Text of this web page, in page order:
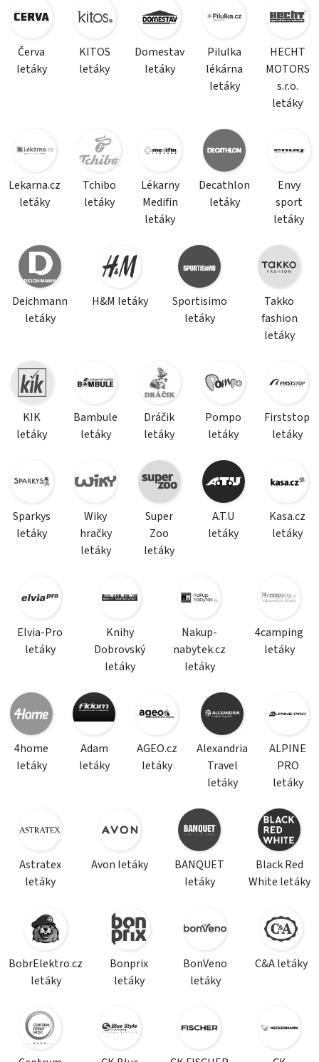
Červa
letáky
KITOS
letáky
Domestav
letáky
Pilulka
lékárna
letáky
HECHT
MOTORS
s.r.o.
letáky
Lekarna.cz
letáky
Tchibo
letáky
Lékarny
Medifin
letáky
Decathlon
letáky
Envy
sport
letáky
Deichmann
letáky
H&M letáky
Sportisimo
letáky
Takko
fashion
letáky
KIK
letáky
Bambule
letáky
Dráčik
letáky
Pompo
letáky
Firststop
letáky
Sparkys
letáky
Wiky
hračky
letáky
Super
Zoo
letáky
A.T.U
letáky
Kasa.cz
letáky
Elvia-Pro
letáky
Knihy
Dobrovský
letáky
Nakup-
nabytek.cz
letáky
4camping
letáky
4home
letáky
Adam
letáky
AGEO.cz
letáky
Alexandria
Travel
letáky
ALPINE
PRO
letáky
Astratex
letáky
Avon letáky
BANQUET
letáky
Black Red
White letáky
BobrElektro.cz
letáky
Bonprix
letáky
BonVeno
letáky
C&A letáky